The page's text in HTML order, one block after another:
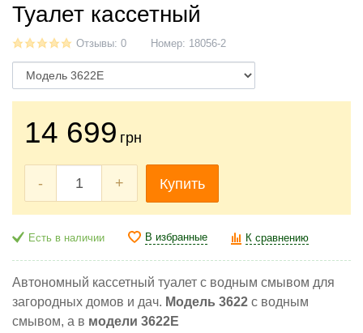
Туалет кассетный
Отзывы: 0 Номер: 18056-2
14 699 грн
- + Купить
Есть в наличии В избранные К сравнению
Автономный кассетный туалет с водным смывом для
загородных домов и дач. Модель 3622 с водным
смывом, а в модели 3622Е